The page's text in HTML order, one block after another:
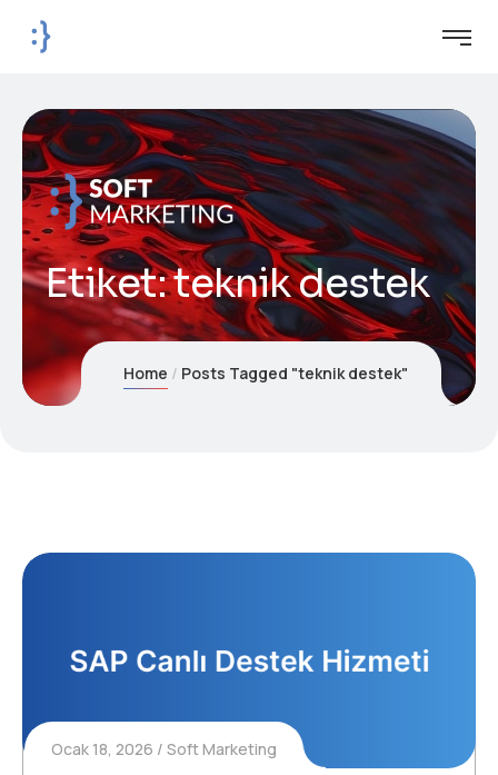
Etiket:teknik destek
Home Posts Tagged "teknik destek"
Ocak 18, 2026 Soft Marketing